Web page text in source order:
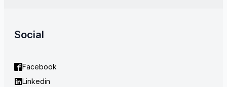
Social
Facebook
Linkedin